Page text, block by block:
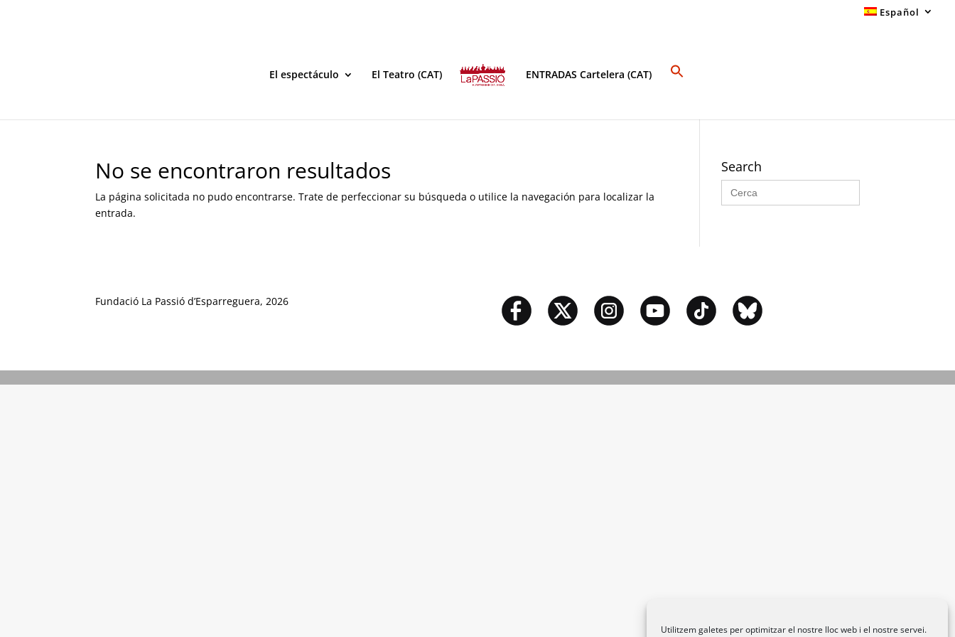
Utilitzem galetes per optimitzar el nostre lloc web i el nostre servei.
Español
El espectáculo El Teatro (CAT) ENTRADAS Cartelera (CAT)
No se encontraron resultados
La página solicitada no pudo encontrarse. Trate de perfeccionar su búsqueda o utilice la navegación para localizar la
entrada.
Search
Buscar:
Fundació La Passió d’Esparreguera, 2026